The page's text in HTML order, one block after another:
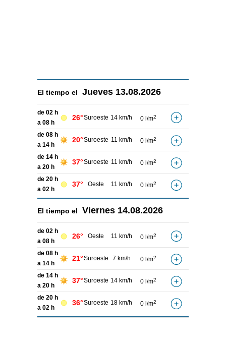
El tiempo el Jueves 13.08.2026
de 02 h
a 08 h
26°Suroeste 14 km/h 0 l/m2
de 08 h
a 14 h
20°Suroeste 11 km/h 0 l/m2
de 14 h
a 20 h
37°Suroeste 11 km/h 0 l/m2
de 20 h
a 02 h
37° Oeste 11 km/h 0 l/m2
El tiempo el Viernes 14.08.2026
de 02 h
a 08 h
26° Oeste 11 km/h 0 l/m2
de 08 h
a 14 h
21°Suroeste 7 km/h 0 l/m2
de 14 h
a 20 h
37°Suroeste 14 km/h 0 l/m2
de 20 h
a 02 h
36°Suroeste 18 km/h 0 l/m2